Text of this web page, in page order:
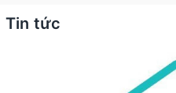
Tin tức